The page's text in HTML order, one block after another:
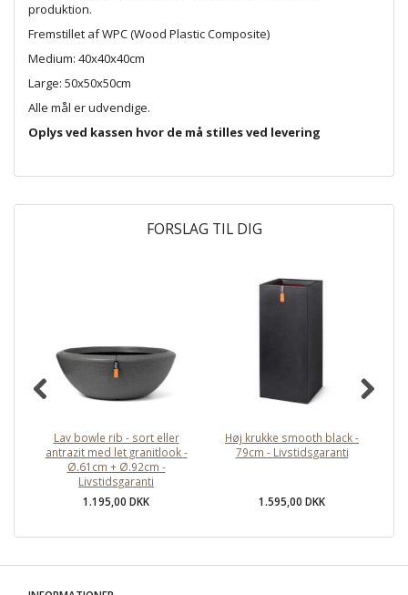
produktion.
Fremstillet af WPC (Wood Plastic Composite)
Medium: 40x40x40cm
Large: 50x50x50cm
Alle mål er udvendige.
Oplys ved kassen hvor de må stilles ved levering
FORSLAG TIL DIG
Lav bowle rib - sort eller
antrazit med let granitlook -
Ø.61cm + Ø.92cm -
Livstidsgaranti
1.195,00 DKK
Høj krukke smooth black -
79cm - Livstidsgaranti
1.595,00 DKK